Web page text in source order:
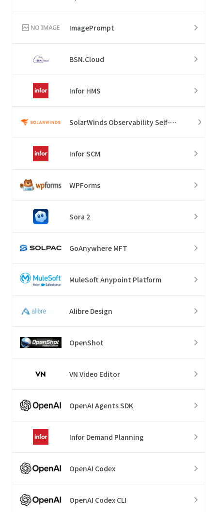
ImagePrompt
BSN.Cloud
Infor HMS
SolarWinds Observability Self-Hosted
Infor SCM
WPForms
Sora 2
GoAnywhere MFT
MuleSoft Anypoint Platform
Alibre Design
OpenShot
VN Video Editor
OpenAI Agents SDK
Infor Demand Planning
OpenAI Codex
OpenAI Codex CLI